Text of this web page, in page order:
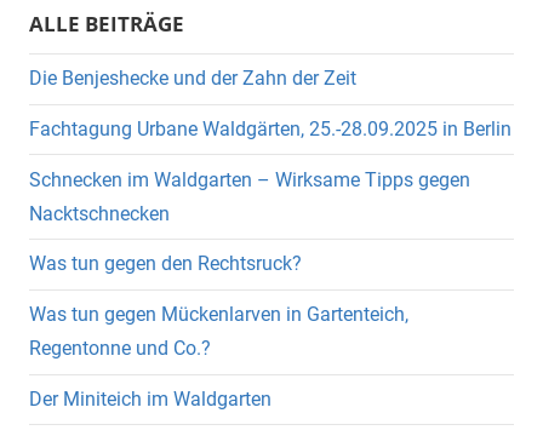
ALLE BEITRÄGE
Die Benjeshecke und der Zahn der Zeit
Fachtagung Urbane Waldgärten, 25.-28.09.2025 in Berlin
Schnecken im Waldgarten – Wirksame Tipps gegen
Nacktschnecken
Was tun gegen den Rechtsruck?
Was tun gegen Mückenlarven in Gartenteich,
Regentonne und Co.?
Der Miniteich im Waldgarten